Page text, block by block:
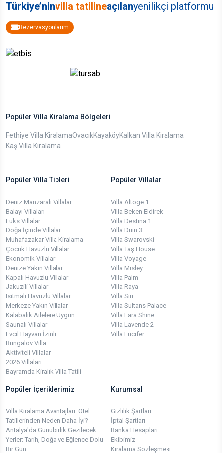
Türkiye’ninvilla tatilineaçılanyenilikçi platformu
Rezervasyonlarım
Popüler Villa Kiralama Bölgeleri
Fethiye Villa KiralamaOvacıkKayaköyKalkan Villa Kiralama
Kaş Villa Kiralama
Popüler Villa Tipleri
Deniz Manzaralı Villalar
Balayı Villaları
Lüks Villalar
Doğa İçinde Villalar
Muhafazakar Villa Kiralama
Çocuk Havuzlu Villalar
Ekonomik Villalar
Denize Yakın Villalar
Kapalı Havuzlu Villalar
Jakuzili Villalar
Isıtmalı Havuzlu Villalar
Merkeze Yakın Villalar
Kalabalık Ailelere Uygun
Saunalı Villalar
Evcil Hayvan İzinli
Bungalov Villa
Aktiviteli Villalar
2026 Villaları
Bayramda Kiralık Villa Tatili
Popüler Villalar
Villa Altoge 1
Villa Beken Eldirek
Villa Destina 1
Villa Duin 3
Villa Swarovski
Villa Taş House
Villa Voyage
Villa Misley
Villa Palm
Villa Raya
Villa Siri
Villa Sultans Palace
Villa Lara Shine
Villa Lavende 2
Villa Lucifer
Popüler İçeriklerimiz
Villa Kiralama Avantajları: Otel
Tatillerinden Neden Daha İyi?
Antalya'da Günübirlik Gezilecek
Yerler: Tarih, Doğa ve Eğlence Dolu
Bir Gün
Kurumsal
Gizlilik Şartları
İptal Şartları
Banka Hesapları
Ekibimiz
Kiralama Sözleşmesi